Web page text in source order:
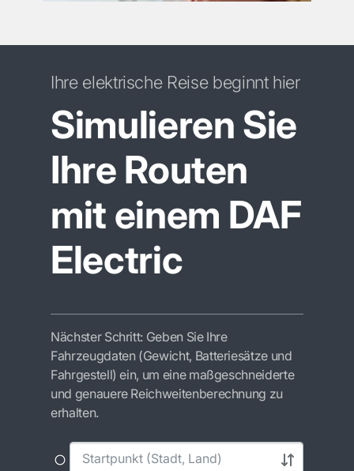
Simulieren Sie
Ihre Routen
mit einem DAF
Electric
Ihre elektrische Reise beginnt hier
Nächster Schritt: Geben Sie Ihre
Fahrzeugdaten (Gewicht, Batteriesätze und
Fahrgestell) ein, um eine maßgeschneiderte
und genauere Reichweitenberechnung zu
erhalten.